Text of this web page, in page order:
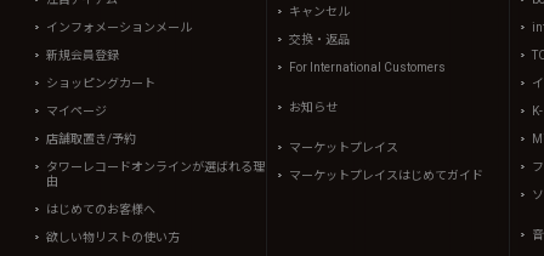
インフォメーションメール
新規会員登録
ショッピングカート
マイページ
店舗取置き/予約
タワーレコードオンラインが選ばれる理
由
はじめてのお客様へ
欲しい物リストの使い方
キャンセル
交換・返品
For International Customers
お知らせ
マーケットプレイス
マーケットプレイスはじめてガイド